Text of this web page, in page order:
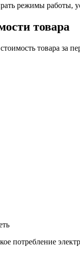
режимы работы,
товара
товара за
потребление